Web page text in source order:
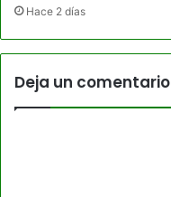
Hace 2 días
Deja un comentario